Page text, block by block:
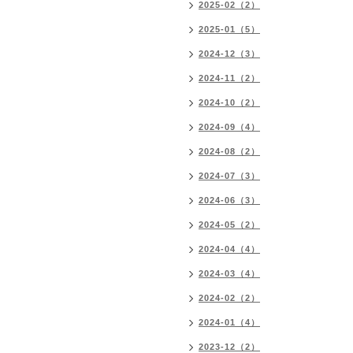
2025-02（2）
2025-01（5）
2024-12（3）
2024-11（2）
2024-10（2）
2024-09（4）
2024-08（2）
2024-07（3）
2024-06（3）
2024-05（2）
2024-04（4）
2024-03（4）
2024-02（2）
2024-01（4）
2023-12（2）